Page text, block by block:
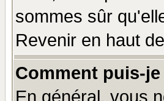
sommes sûr
Revenir en haut
Comment puis-
En général, vous